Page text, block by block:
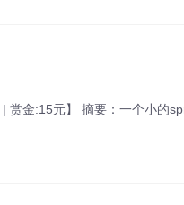
金:15元】 摘要：一个小的